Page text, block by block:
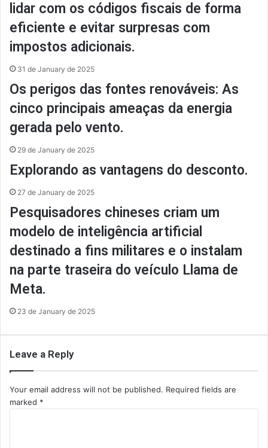
lidar com os códigos fiscais de forma
eficiente e evitar surpresas com
impostos adicionais.
31 de January de 2025
Os perigos das fontes renováveis: As
cinco principais ameaças da energia
gerada pelo vento.
29 de January de 2025
Explorando as vantagens do desconto.
27 de January de 2025
Pesquisadores chineses criam um
modelo de inteligência artificial
destinado a fins militares e o instalam
na parte traseira do veículo Llama de
Meta.
23 de January de 2025
Leave a Reply
Your email address will not be published. Required fields are
marked *